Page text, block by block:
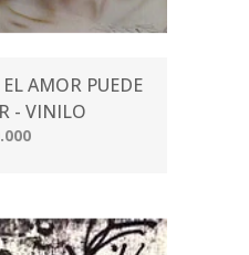
AMOR PUEDE
- VINILO